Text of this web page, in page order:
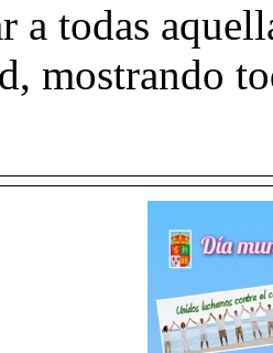
a todas
mostrando